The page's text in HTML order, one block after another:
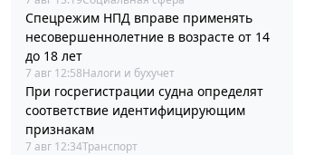
Спецрежим НПД вправе применять
несовершеннолетние в возрасте от 14
до 18 лет
7 авг 12:58Налоги и бухучет
При госрегистрации судна определят
соответствие идентифицирующим
признакам
7 авг 12:34Транспорт